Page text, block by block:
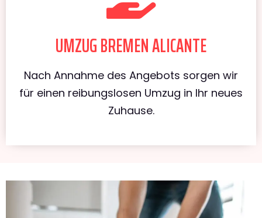
UMZUG BREMEN ALICANTE
Nach Annahme des Angebots sorgen wir
für einen reibungslosen Umzug in Ihr neues
Zuhause.